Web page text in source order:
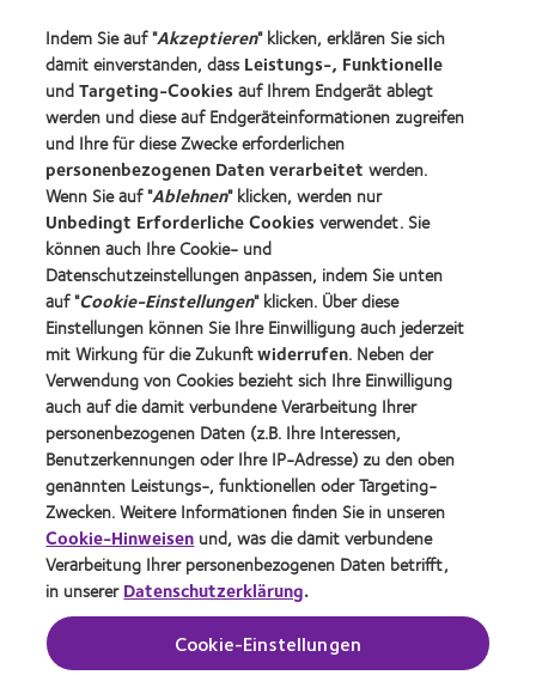
Kontaktlinsenspezialisten - Suche
Kontaktlinsen und Sehvermögen
Neuer Träger
Erfahrener Träger
Blog
Über CooperVision
Karriere
News-Zentrum
Kontakt
Legal
Datenschutzrichtlinie
Cookie-Hinweise
Nutzungsbedingungen
Impressum
Indem Sie auf "Akzeptieren" klicken, erklären Sie sich
damit einverstanden, dass Leistungs-, Funktionelle
undTargeting-Cookiesauf Ihrem Endgerät ablegt
werden und diese auf Endgeräteinformationen zugreifen
und Ihre für diese Zwecke erforderlichen
personenbezogenen Daten verarbeitet werden.
Wenn Sie auf "Ablehnen" klicken, werden nur
Unbedingt Erforderliche Cookiesverwendet. Sie
können auch Ihre Cookie- und
Datenschutzeinstellungen anpassen, indem Sie unten
auf "Cookie-Einstellungen" klicken. Über diese
Einstellungen können Sie Ihre Einwilligung auch jederzeit
mit Wirkung für die Zukunftwiderrufen. Neben der
Verwendung von Cookies bezieht sich Ihre Einwilligung
auch auf die damit verbundene Verarbeitung Ihrer
personenbezogenen Daten (z.B. Ihre Interessen,
Benutzerkennungen oder Ihre IP-Adresse) zu den oben
genannten Leistungs-, funktionellen oder Targeting-
Zwecken. Weitere Informationen finden Sie in unseren
Cookie-Hinweisen und, was die damit verbundene
Verarbeitung Ihrer personenbezogenen Daten betrifft,
in unsererDatenschutzerklärung.
Cookie-Einstellungen